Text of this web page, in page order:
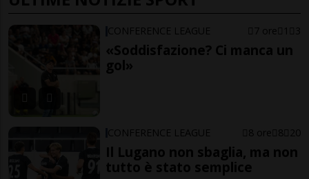
CONFERENCE LEAGUE 7 ore 1 3
«Soddisfazione? Ci manca un
gol»
CONFERENCE LEAGUE 8 ore 8 20
Il Lugano non sbaglia, ma non
tutto è stato semplice